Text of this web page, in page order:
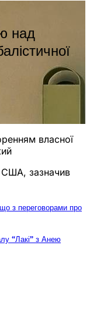
над
власної
США, зазначив
з переговорами про
“Лакі” з Анею